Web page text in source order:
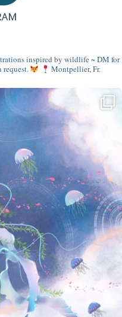
inspired by wildlife ~DM for
Montpellier, Fr.